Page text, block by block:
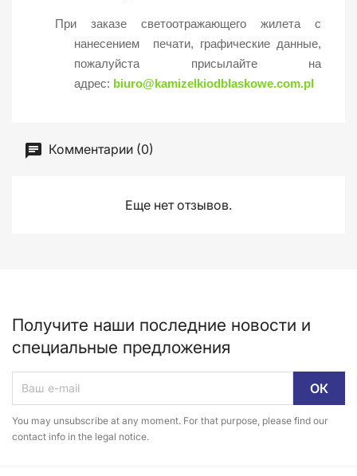
При заказе светоотражающего жилета с
нанесением печати, графические данные,
пожалуйста присылайте на
адрес: biuro@kamizelkiodblaskowe.com.pl
Комментарии (0)
Еще нет отзывов.
Получите наши последние новости и
специальные предложения
You may unsubscribe at any moment. For that purpose, please find our
contact info in the legal notice.